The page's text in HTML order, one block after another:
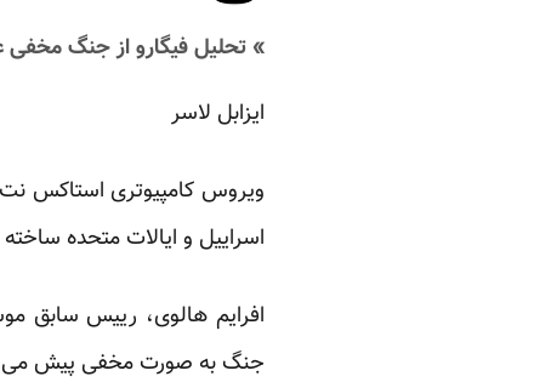
» تحلیل فیگارو از جنگ مخفی
ایزابل لاسر
ویروس کامپیوتری استاکس
اسراییل و ایالات متحده
افرایم هالوی، رییس سابق
جنگ به صورت مخفی پیش می